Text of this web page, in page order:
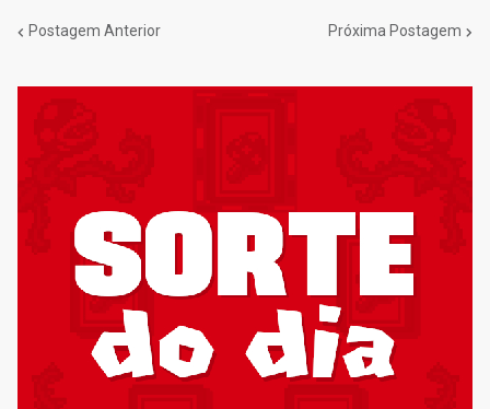
Postagem Anterior Próxima Postagem